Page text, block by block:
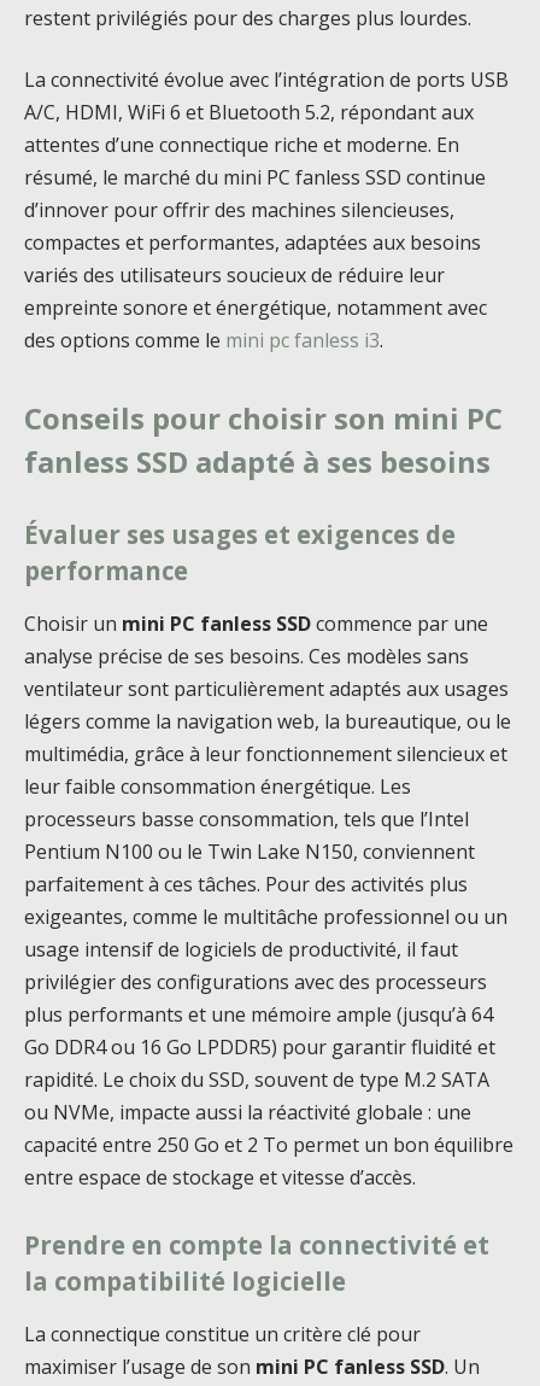
restent privilégiés pour des charges plus lourdes.
La connectivité évolue avec l’intégration de ports USB
A/C, HDMI, WiFi 6 et Bluetooth 5.2, répondant aux
attentes d’une connectique riche et moderne. En
résumé, le marché du mini PC fanless SSD continue
d’innover pour offrir des machines silencieuses,
compactes et performantes, adaptées aux besoins
variés des utilisateurs soucieux de réduire leur
empreinte sonore et énergétique, notamment avec
des options comme le mini pc fanless i3.
Conseils pour choisir son mini PC
fanless SSD adapté à ses besoins
Évaluer ses usages et exigences de
performance
Choisir un mini PC fanless SSDcommence par une
analyse précise de ses besoins. Ces modèles sans
ventilateur sont particulièrement adaptés aux usages
légers comme la navigation web, la bureautique, ou le
multimédia, grâce à leur fonctionnement silencieux et
leur faible consommation énergétique. Les
processeurs basse consommation, tels que l’Intel
Pentium N100 ou le Twin Lake N150, conviennent
parfaitement à ces tâches. Pour des activités plus
exigeantes, comme le multitâche professionnel ou un
usage intensif de logiciels de productivité, il faut
privilégier des configurations avec des processeurs
plus performants et une mémoire ample (jusqu’à 64
Go DDR4 ou 16 Go LPDDR5) pour garantir fluidité et
rapidité. Le choix du SSD, souvent de type M.2 SATA
ou NVMe, impacte aussi la réactivité globale : une
capacité entre 250 Go et 2 To permet un bon équilibre
entre espace de stockage et vitesse d’accès.
Prendre en compte la connectivité et
la compatibilité logicielle
La connectique constitue un critère clé pour
maximiser l’usage de son mini PC fanless SSD. Un